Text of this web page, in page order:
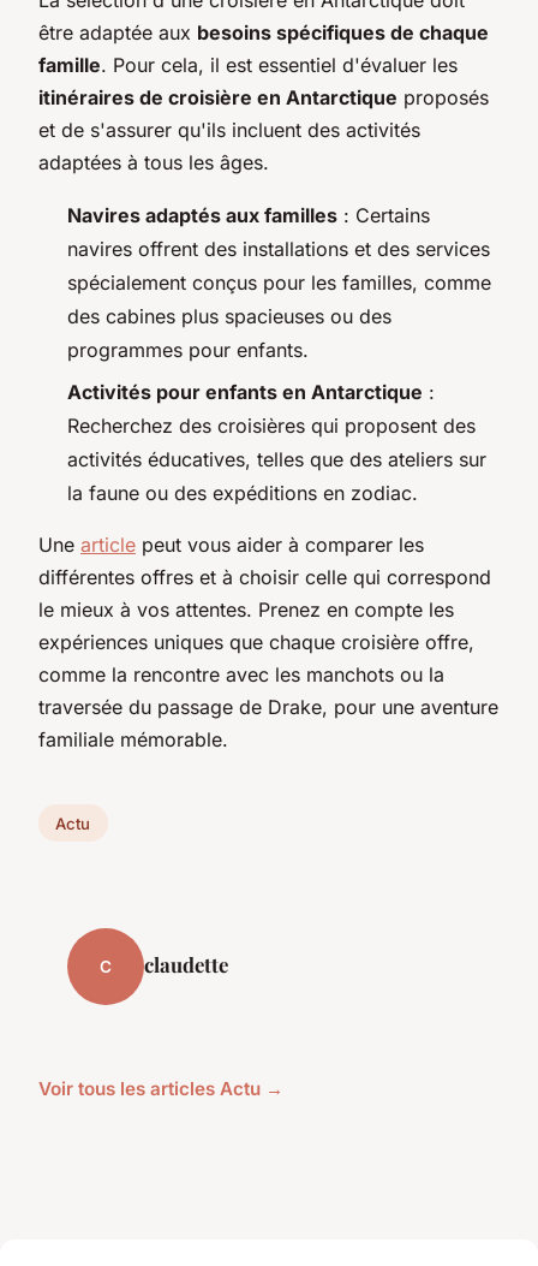
être adaptée aux besoins spécifiques de chaque
famille. Pour cela, il est essentiel d'évaluer les
itinéraires de croisière en Antarctique proposés
et de s'assurer qu'ils incluent des activités
adaptées à tous les âges.
Navires adaptés aux familles : Certains
navires offrent des installations et des services
spécialement conçus pour les familles, comme
des cabines plus spacieuses ou des
programmes pour enfants.
Activités pour enfants en Antarctique :
Recherchez des croisières qui proposent des
activités éducatives, telles que des ateliers sur
la faune ou des expéditions en zodiac.
Une article peut vous aider à comparer les
différentes offres et à choisir celle qui correspond
le mieux à vos attentes. Prenez en compte les
expériences uniques que chaque croisière offre,
comme la rencontre avec les manchots ou la
traversée du passage de Drake, pour une aventure
familiale mémorable.
Actu
C claudette
Voir tous les articles Actu →